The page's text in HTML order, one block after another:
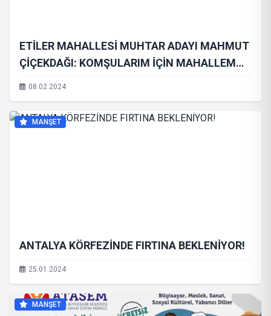
ETİLER MAHALLESİ MUHTAR ADAYI MAHMUT
ÇİÇEKDAĞI: KOMŞULARIM İÇİN MAHALLEM
İÇİN ÇOCUKLARIMIZ İÇİN EVET
08.02.2024
MANŞET
ANTALYA KÖRFEZİNDE FIRTINA BEKLENİYOR!
25.01.2024
MANŞET